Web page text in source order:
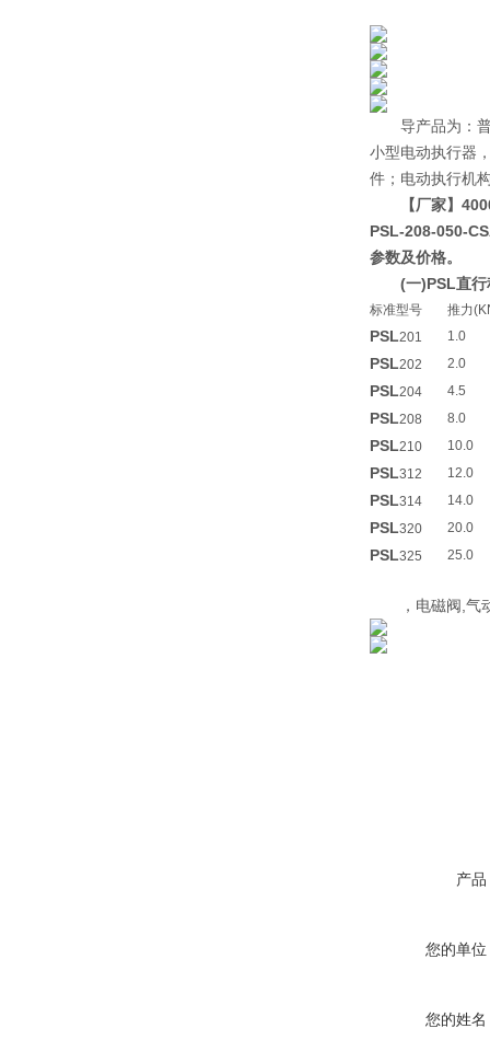
导产品为：普
小型电动执行器
件；电动执行机
【厂家】
PSL-208-050-
参数及价格。
(一)PSL直
标准型号 推力
PSL201 1.0
PSL202 2.0
PSL204 4.5
PSL208 8.0
PSL210 10.0
PSL312 12.0
PSL314 14.0
PSL320 20.0
PSL325 25.0
，电磁阀,气动
产品
您的单位
您的姓名